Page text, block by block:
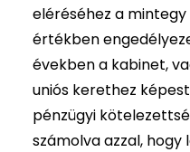
eléréséhez a mintegy
értékben
években a kabinet,
uniós kerethez
pénzügyi
számolva azzal, hogy